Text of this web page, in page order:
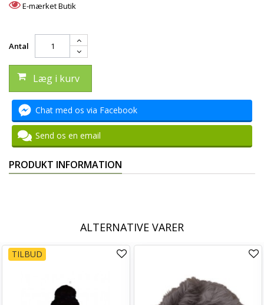
E-mærket Butik
Antal
Læg i kurv
Chat med os via Facebook
Send os en email
PRODUKT INFORMATION
ALTERNATIVE VARER
TILBUD